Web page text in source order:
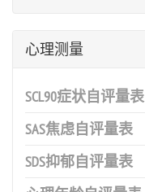
心理测量
SCL90症状自评量表
SAS焦虑自评量表
SDS抑郁自评量表